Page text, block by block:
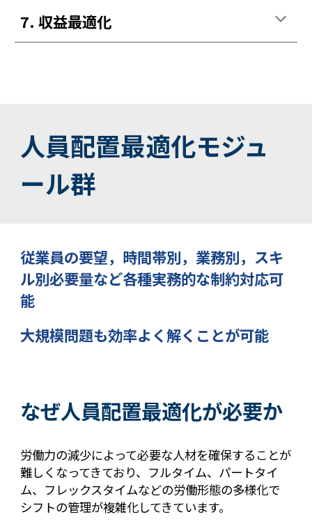
7.収益最適化
人員配置最適化モジュ
ール群
従業員の要望，時間帯別，業務別，スキ
ル別必要量など各種実務的な制約対応可
能
大規模問題も効率よく解くことが可能
なぜ人員配置最適化が必要か
労働力の減少によって必要な人材を確保することが
難しくなってきており、フルタイム、パートタイ
ム、フレックスタイムなどの労働形態の多様化で
シフトの管理が複雑化してきています。